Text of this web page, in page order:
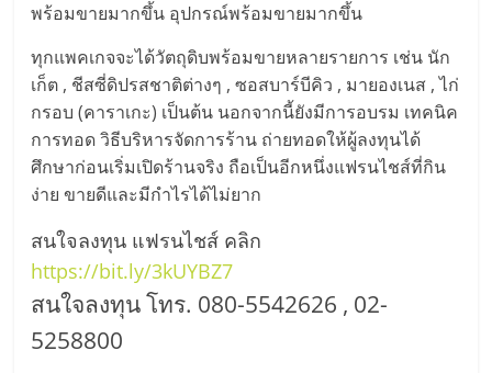
พร้อมขายมากขึ้น อุปกรณ์พร้อมขายมากขึ้น
ทุกแพคเกจจะได้วัตถุดิบพร้อมขายหลายรายการ เช่น นัก
เก็ต , ชีสซี่ดิปรสชาติต่างๆ , ซอสบาร์บีคิว , มายองเนส , ไก่
กรอบ (คาราเกะ) เป็นต้น นอกจากนี้ยังมีการอบรม เทคนิค
การทอด วิธีบริหารจัดการร้าน ถ่ายทอดให้ผู้ลงทุนได้
ศึกษาก่อนเริ่มเปิดร้านจริง ถือเป็นอีกหนึ่งแฟรนไชส์ที่กิน
ง่าย ขายดีและมีกำไรได้ไม่ยาก
สนใจลงทุน แฟรนไชส์ คลิก
https://bit.ly/3kUYBZ7
สนใจลงทุน โทร. 080-5542626 , 02-
5258800